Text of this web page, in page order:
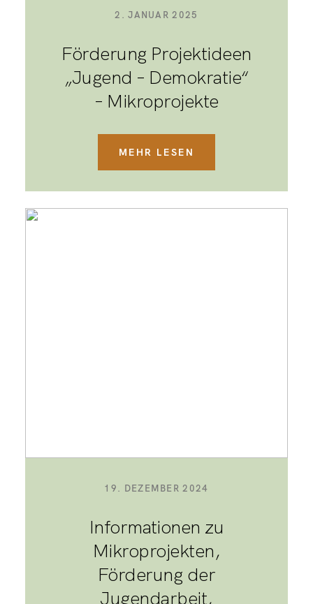
2. JANUAR 2025
Förderung Projektideen
„Jugend – Demokratie“
– Mikroprojekte
MEHR LESEN
19. DEZEMBER 2024
Informationen zu
Mikroprojekten,
Förderung der
Jugendarbeit,